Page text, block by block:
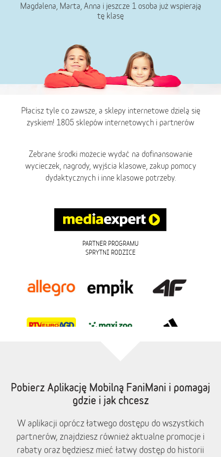
Magdalena, Marta, Anna i jeszcze 1 osoba już wspierają
tę klasę
Płacisz tyle co zawsze, a sklepy internetowe dzielą się
zyskiem! 1805 sklepów internetowych i partnerów
Zebrane środki możecie wydać na dofinansowanie
wycieczek, nagrody, wyjścia klasowe, zakup pomocy
dydaktycznych i inne klasowe potrzeby.
PARTNER PROGRAMU
SPRYTNI RODZICE
Pobierz Aplikację Mobilną FaniMani i pomagaj
gdzie i jak chcesz
W aplikacji oprócz łatwego dostępu do wszystkich
partnerów, znajdziesz również aktualne promocje i
rabaty oraz będziesz mieć łatwy dostęp do historii